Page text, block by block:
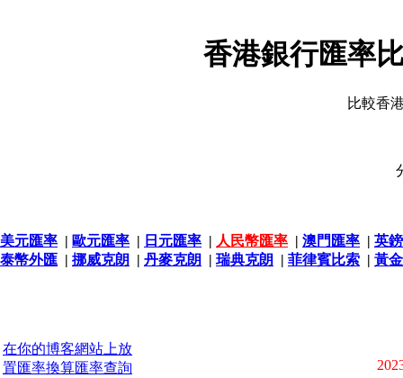
香港銀行匯率
比較香
美元匯率 | 歐元匯率 | 日元匯率 | 人民幣匯率 | 澳門匯率 | 英
泰幣外匯 | 挪威克朗 | 丹麥克朗 | 瑞典克朗 | 菲律賓比索 | 黃
在你的博客網站上放
置匯率換算匯率查詢